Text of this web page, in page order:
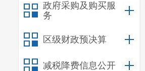
政府采购及购买服
务
区级财政预决算
减税降费信息公开